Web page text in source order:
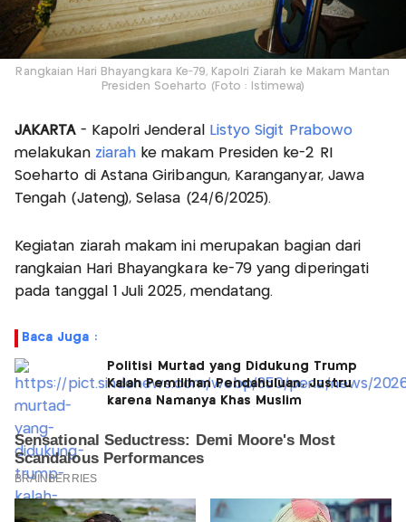
Rangkaian Hari Bhayangkara Ke-79, Kapolri Ziarah ke Makam Mantan
Presiden Soeharto (Foto : Istimewa)
JAKARTA - Kapolri Jenderal
Listyo Sigit Prabowo
melakukan ziarah ke makam Presiden ke-2 RI
Soeharto di Astana Giribangun, Karanganyar, Jawa
Tengah (Jateng), Selasa (24/6/2025).
Kegiatan ziarah makam ini merupakan bagian dari
rangkaian Hari Bhayangkara ke-79 yang diperingati
pada tanggal 1 Juli 2025, mendatang.
Baca Juga :
Politisi Murtad yang Didukung Trump
Kalah Pemilihan Pendahuluan, Justru
karena Namanya Khas Muslim